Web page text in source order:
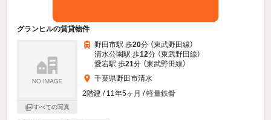
グランヒルの賃貸物件
すべての写真
野田市駅 歩20分 （東武野田線）
清水公園駅 歩12分 （東武野田線）
愛宕駅 歩21分 （東武野田線）
千葉県野田市清水
2階建 / 11年5ヶ月 / 軽量鉄骨